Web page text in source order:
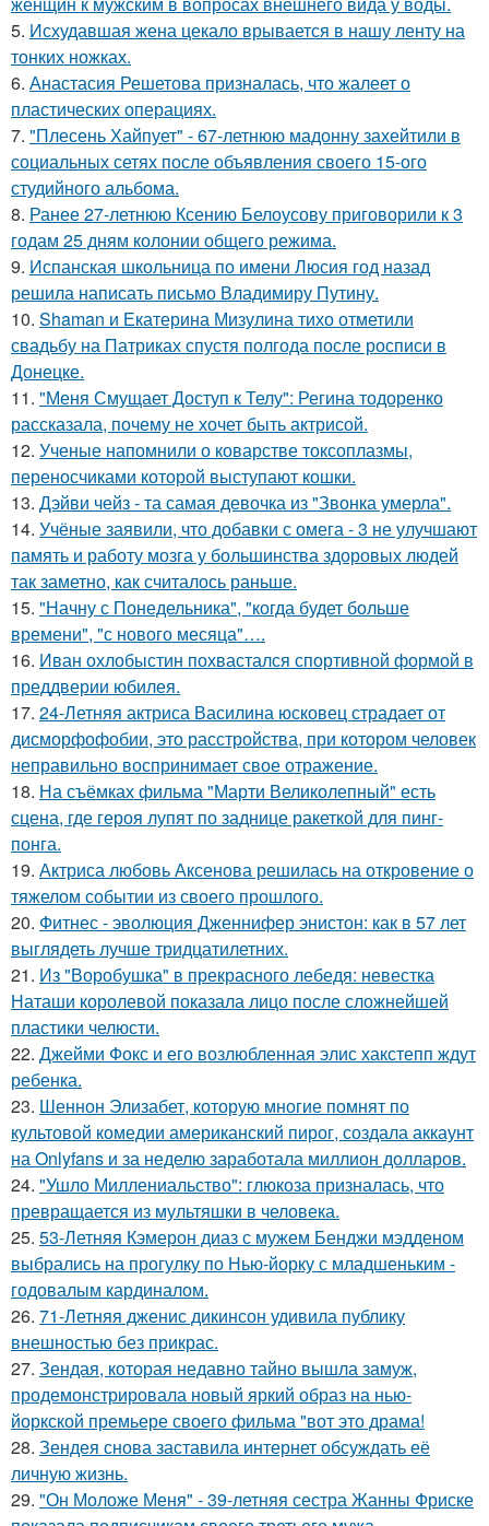
5. Исхудавшая жена цекало врывается в нашу ленту на
тонких ножках.
6. Анастасия Решетова призналась, что жалеет о
пластических операциях.
7. "Плесень Хайпует" - 67-летнюю мадонну захейтили в
социальных сетях после объявления своего 15-ого
студийного альбома.
8. Ранее 27-летнюю Ксению Белоусову приговорили к 3
годам 25 дням колонии общего режима.
9. Испанская школьница по имени Люсия год назад
решила написать письмо Владимиру Путину.
10. Shaman и Екатерина Мизулина тихо отметили
свадьбу на Патриках спустя полгода после росписи в
Донецке.
11. "Меня Смущает Доступ к Телу": Регина тодоренко
рассказала, почему не хочет быть актрисой.
12. Ученые напомнили о коварстве токсоплазмы,
переносчиками которой выступают кошки.
13. Дэйви чейз - та самая девочка из "Звонка умерла".
14. Учёные заявили, что добавки с омега - 3 не улучшают
память и работу мозга у большинства здоровых людей
так заметно, как считалось раньше.
15. "Начну с Понедельника", "когда будет больше
времени", "с нового месяца"….
16. Иван охлобыстин похвастался спортивной формой в
преддверии юбилея.
17. 24-Летняя актриса Василина юсковец страдает от
дисморфофобии, это расстройства, при котором человек
неправильно воспринимает свое отражение.
18. На съёмках фильма "Марти Великолепный" есть
сцена, где героя лупят по заднице ракеткой для пинг-
понга.
19. Актриса любовь Аксенова решилась на откровение о
тяжелом событии из своего прошлого.
20. Фитнес - эволюция Дженнифер энистон: как в 57 лет
выглядеть лучше тридцатилетних.
21. Из "Воробушка" в прекрасного лебедя: невестка
Наташи королевой показала лицо после сложнейшей
пластики челюсти.
22. Джейми Фокс и его возлюбленная элис хакстепп ждут
ребенка.
23. Шеннон Элизабет, которую многие помнят по
культовой комедии американский пирог, создала аккаунт
на Onlyfans и за неделю заработала миллион долларов.
24. "Ушло Миллениальство": глюкоза призналась, что
превращается из мультяшки в человека.
25. 53-Летняя Кэмерон диаз с мужем Бенджи мэдденом
выбрались на прогулку по Нью-йорку с младшеньким -
годовалым кардиналом.
26. 71-Летняя дженис дикинсон удивила публику
внешностью без прикрас.
27. Зендая, которая недавно тайно вышла замуж,
продемонстрировала новый яркий образ на нью-
йоркской премьере своего фильма "вот это драма!
28. Зендея снова заставила интернет обсуждать её
личную жизнь.
29. "Он Моложе Меня" - 39-летняя сестра Жанны Фриске